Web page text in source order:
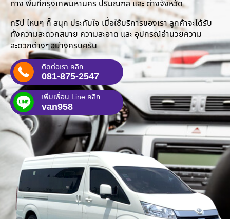
ทาง พื้นที่กรุงเทพมหานคร ปริมณฑล และ ต่างจังหวัด
ทริป ไหนๆ ก็ สนุก ประทับใจ เมื่อใช้บริการของเรา ลูกค้าจะได้รับ
ทั้งความสะดวกสบาย ความสะอาด และ อุปกรณ์อำนวยความ
สะดวกต่างๆอย่างครบครัน
ติดต่อเรา คลิก
081-875-2547
เพิ่มเพื่อน Line คลิก
van958